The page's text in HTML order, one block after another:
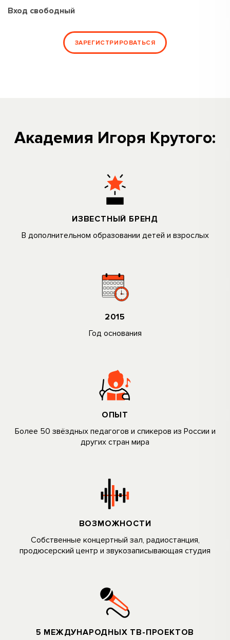
Вход свободный
ЗАРЕГИСТРИРОВАТЬСЯ
Академия Игоря Крутого:
ИЗВЕСТНЫЙ БРЕНД
В дополнительном образовании детей и взрослых
2015
Год основания
ОПЫТ
Более 50 звёздных педагогов и спикеров из Poccии и
дpyгиx cтран мира
ВОЗМОЖНОСТИ
Собственные концертный зал, радиостанция,
продюсерский центр и звукозаписывающая студия
5 МЕЖДУНАРОДНЫХ ТВ-ПРОЕКТОВ